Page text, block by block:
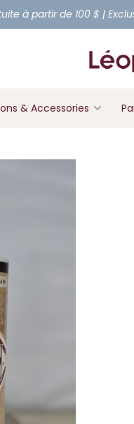
à partir de 100 $ |
& Accessories